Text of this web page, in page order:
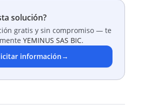
solución?
gratis y sin compromiso — te
YEMINUS SAS BIC.
información→